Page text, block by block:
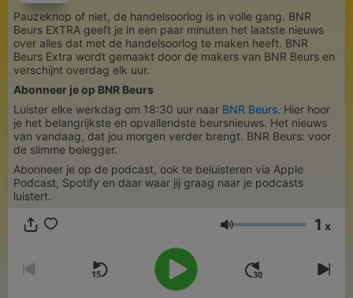
Pauzeknop of niet, de handelsoorlog is in volle gang. BNR
Beurs EXTRA geeft je in een paar minuten het laatste nieuws
over alles dat met de handelsoorlog te maken heeft. BNR
Beurs Extra wordt gemaakt door de makers van BNR Beurs en
verschijnt overdag elk uur.
Abonneer je op BNR Beurs
Luister elke werkdag om 18:30 uur naar BNR Beurs. Hier hoor
je het belangrijkste en opvallendste beursnieuws. Het nieuws
van vandaag, dat jou morgen verder brengt. BNR Beurs: voor
de slimme belegger.
Abonneer je op de podcast, ook te beluisteren via Apple
Podcast, Spotify en daar waar jij graag naar je podcasts
luistert.
Volume 1 x